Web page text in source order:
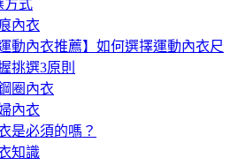
方式
內衣
運動內衣推薦】如何選擇運動內衣尺
挑選3原則
圈內衣
內衣
是必須的嗎？
知識